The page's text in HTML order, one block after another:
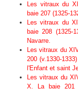
Les vitraux du
baie 207 (1325-
Les vitraux du
baie 208 (1325-
Navarre.
Les vitraux du
200 (v.1330-
l'Enfant et saint
Les vitraux du
X. La baie 201